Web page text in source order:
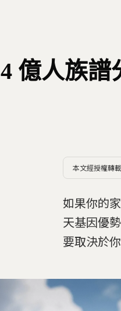
4 億人族譜
本文經授權轉
如果你的
天基因優
要取決於